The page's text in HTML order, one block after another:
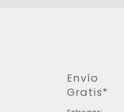
Envío
Gratis*